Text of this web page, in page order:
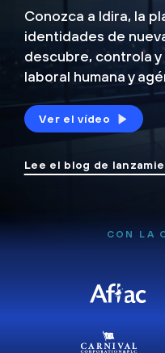
Conozca a Idira, la
identidades de
descubre, controla y
laboral humana y
Ver el vídeo
Lee el blog de
CON LA